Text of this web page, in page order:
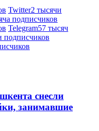
Twitter2 тысячи
подписчиков
Telegram57 тысяч
подписчиков
снесли
занимавшие